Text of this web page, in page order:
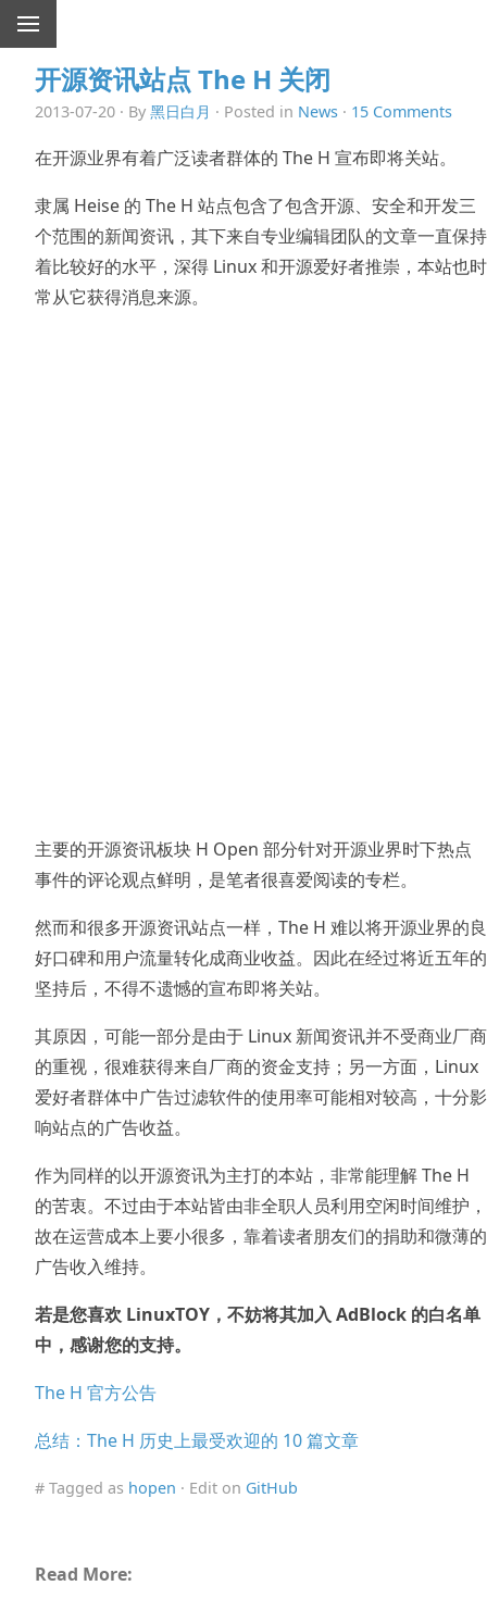
开源资讯站点 The H 关闭
2013-07-20 · By 黑日白月 · Posted in News · 15 Comments
在开源业界有着广泛读者群体的 The H 宣布即将关站。
隶属 Heise 的 The H 站点包含了包含开源、安全和开发三
个范围的新闻资讯，其下来自专业编辑团队的文章一直保持
着比较好的水平，深得 Linux 和开源爱好者推崇，本站也时
常从它获得消息来源。
主要的开源资讯板块 H Open 部分针对开源业界时下热点
事件的评论观点鲜明，是笔者很喜爱阅读的专栏。
然而和很多开源资讯站点一样，The H 难以将开源业界的良
好口碑和用户流量转化成商业收益。因此在经过将近五年的
坚持后，不得不遗憾的宣布即将关站。
其原因，可能一部分是由于 Linux 新闻资讯并不受商业厂商
的重视，很难获得来自厂商的资金支持；另一方面，Linux
爱好者群体中广告过滤软件的使用率可能相对较高，十分影
响站点的广告收益。
作为同样的以开源资讯为主打的本站，非常能理解 The H
的苦衷。不过由于本站皆由非全职人员利用空闲时间维护，
故在运营成本上要小很多，靠着读者朋友们的捐助和微薄的
广告收入维持。
若是您喜欢 LinuxTOY，不妨将其加入 AdBlock 的白名单
中，感谢您的支持。
The H 官方公告
总结：The H 历史上最受欢迎的 10 篇文章
# Tagged as hopen · Edit on GitHub
Read More: